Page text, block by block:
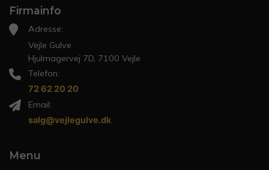
Firmainfo
Adresse:
Vejle Gulve
Hjulmagervej 7D, 7100 Vejle
Telefon:
72 62 20 20
Email:
salg@vejlegulve.dk
Menu